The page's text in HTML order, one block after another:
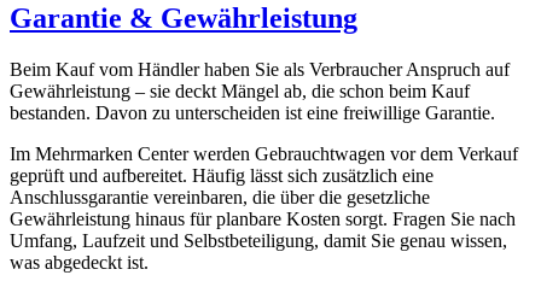
Garantie & Gewährleistung
Beim Kauf vom Händler haben Sie als Verbraucher Anspruch auf
Gewährleistung – sie deckt Mängel ab, die schon beim Kauf
bestanden. Davon zu unterscheiden ist eine freiwillige Garantie.
Im Mehrmarken Center werden Gebrauchtwagen vor dem Verkauf
geprüft und aufbereitet. Häufig lässt sich zusätzlich eine
Anschlussgarantie vereinbaren, die über die gesetzliche
Gewährleistung hinaus für planbare Kosten sorgt. Fragen Sie nach
Umfang, Laufzeit und Selbstbeteiligung, damit Sie genau wissen,
was abgedeckt ist.